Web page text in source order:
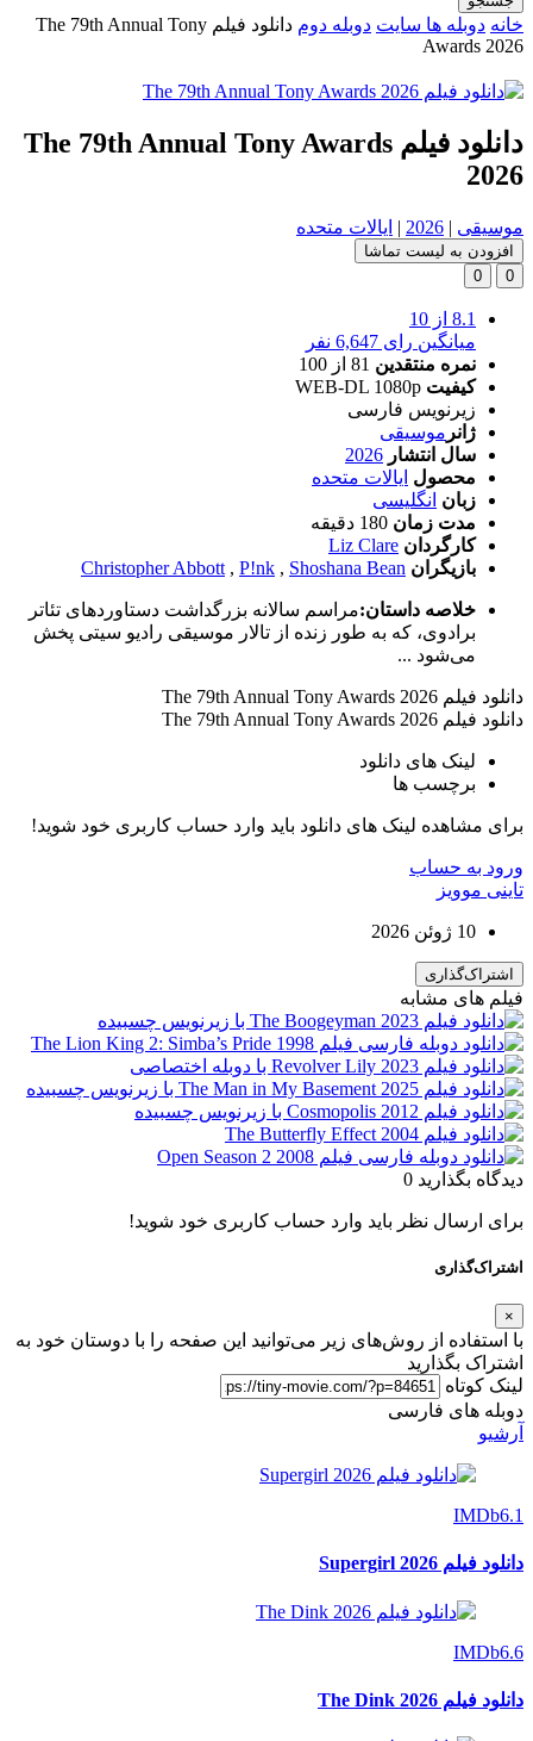
خانه دوبله ها سایت دوبله دوم
دانلود فیلم The 79th Annual Tony
Awards 2026
دانلود فیلم The 79th Annual Tony Awards
2026
موسیقی |
2026
| ایالات متحده
افزودن به لیست تماشا
0
0
8.1 از 10
میانگین رای 6,647 نفر
نمره منتقدین 81 از 100
کیفیت WEB-DL 1080p
زیرنویس فارسی
ژانر موسیقی
سال انتشار 2026
محصول ایالات متحده
زبان انگلیسی
مدت زمان 180 دقیقه
کارگردان Liz Clare
بازیگران
Christopher Abbott , P!nk , Shoshana Bean
خلاصه داستان:مراسم سالانه بزرگداشت دستاوردهای تئاتر
برادوی، که به طور زنده از تالار موسیقی رادیو سیتی پخش
می‌شود ...
دانلود فیلم The 79th Annual Tony Awards 2026
دانلود فیلم The 79th Annual Tony Awards 2026
لینک های دانلود
برچسب ها
برای مشاهده لینک های دانلود باید وارد حساب کاربری خود شوید!
ورود به حساب
تاینی موویز
10 ژوئن 2026
اشتراک‌گذاری
فیلم های مشابه
دیدگاه بگذارید 0
برای ارسال نظر باید وارد حساب کاربری خود شوید!
اشتراک‌گذاری
×
با استفاده از روش‌های زیر می‌توانید این صفحه را با دوستان خود به
اشتراک بگذارید
لینک کوتاه
دوبله های فارسی
آرشیو
IMDb6.1
دانلود فیلم Supergirl 2026
IMDb6.6
دانلود فیلم The Dink 2026